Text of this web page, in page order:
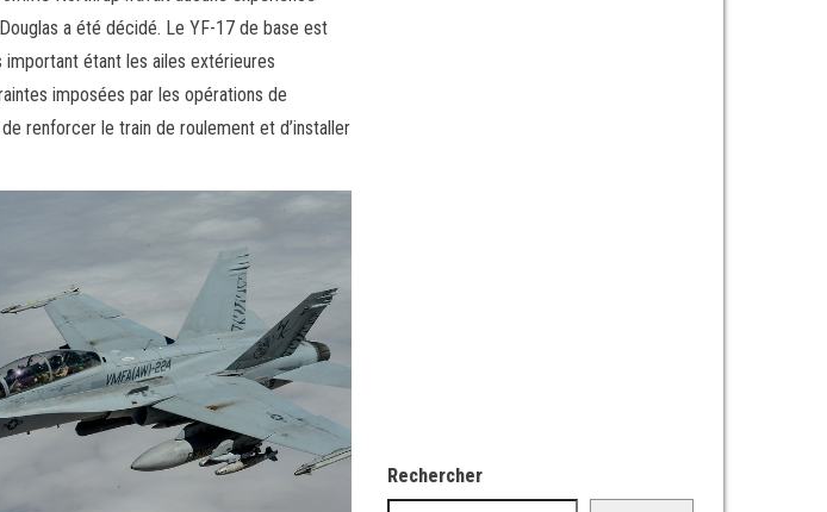
a été décidé. Le YF-17 de base est
étant les ailes extérieures
imposées par les opérations de
renforcer le train de roulement et d’installer
Rechercher